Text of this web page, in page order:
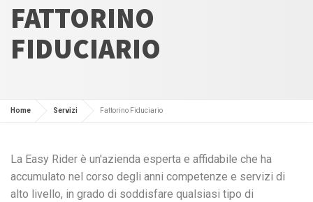
FATTORINO
FIDUCIARIO
Home Servizi Fattorino Fiduciario
La Easy Rider è un'azienda esperta e affidabile che ha
accumulato nel corso degli anni competenze e servizi di
alto livello, in grado di soddisfare qualsiasi tipo di